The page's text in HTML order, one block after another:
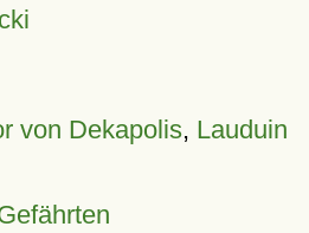
von Dekapolis, Lauduin